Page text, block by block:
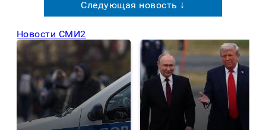
Следующая новость ↓
Новости СМИ2